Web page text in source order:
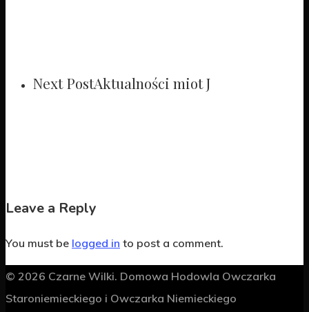
Next PostAktualności miot J
Leave a Reply
You must be logged in to post a comment.
© 2026 Czarne Wilki. Domowa Hodowla Owczarka
Staroniemieckiego i Owczarka Niemieckiego